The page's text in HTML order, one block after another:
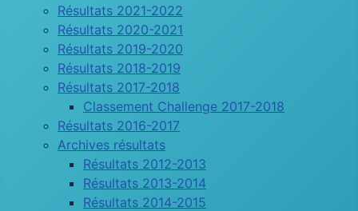
Résultats 2021-2022
Résultats 2020-2021
Résultats 2019-2020
Résultats 2018-2019
Résultats 2017-2018
Classement Challenge 2017-2018
Résultats 2016-2017
Archives résultats
Résultats 2012-2013
Résultats 2013-2014
Résultats 2014-2015